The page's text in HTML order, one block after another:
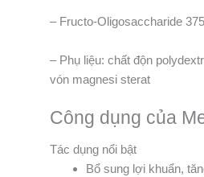
– Fructo-Oligosaccharide
– Phụ liệu: chất độn
vón magnesi sterat
Công dụng của
Tác dụng nổi bật
Bổ sung lợi khuẩn,